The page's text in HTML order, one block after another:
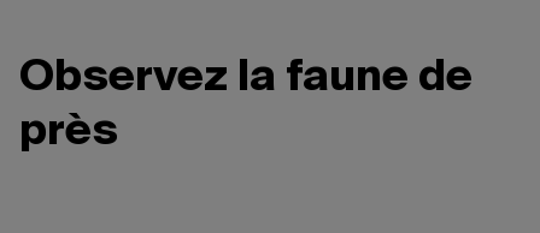
Observez la faune de
près